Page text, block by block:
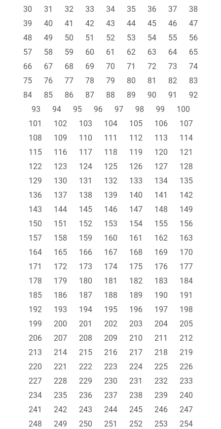
30
31 32 33 34 35 36 37
38
39
40 41 42 43 44 45 46
47
48
49 50 51 52 53 54 55
56
57
58 59 60 61 62 63 64
65
66
67 68 69 70 71 72 73
74
75
76 77 78 79 80 81 82
83
84
85 86 87 88 89 90 91
92
93
94 95 96 97 98 99
100
101
102 103 104 105 106
107
108
109 110 111 112 113
114
115
116 117 118 119 120
121
122
123 124 125 126 127
128
129
130 131 132 133 134
135
136
137 138 139 140 141
142
143
144 145 146 147 148
149
150
151 152 153 154 155
156
157
158 159 160 161 162
163
164
165 166 167 168 169
170
171
172 173 174 175 176
177
178
179 180 181 182 183
184
185
186 187 188 189 190
191
192
193 194 195 196 197
198
199
200 201 202 203 204
205
206
207 208 209 210 211
212
213
214 215 216 217 218
219
220
221 222 223 224 225
226
227
228 229 230 231 232
233
234
235 236 237 238 239
240
241
242 243 244 245 246
247
248
249 250 251 252 253
254